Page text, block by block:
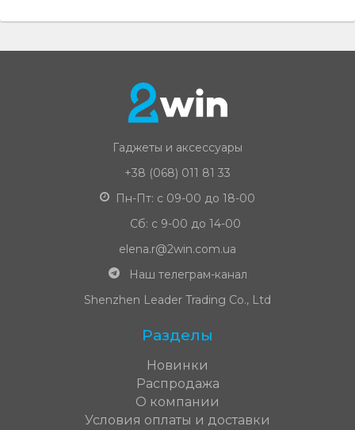
Гаджеты и аксессуары
+38 (068) 011 81 33
Пн-Пт: с 09-00 до 18-00
Сб: с 9-00 до 14-00
elena.r@2win.com.ua
Наш телеграм-канал
Shenzhen Leader Trading Co., Ltd
Разделы
Новинки
Распродажа
О компании
Условия оплаты и доставки